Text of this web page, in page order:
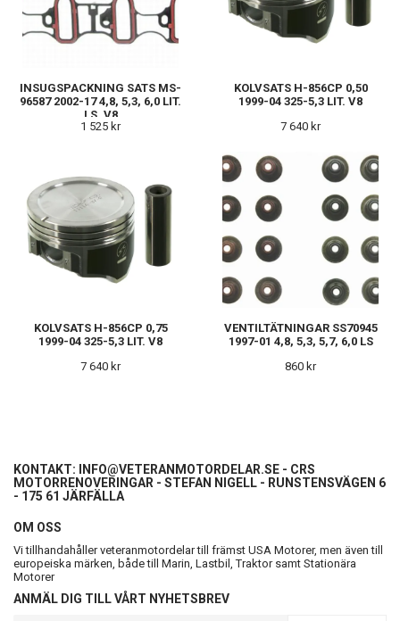
INSUGSPACKNING SATS MS-
96587 2002-17 4,8, 5,3, 6,0 LIT.
LS, V8
1 525 kr
KOLVSATS H-856CP 0,50
1999-04 325-5,3 LIT. V8
7 640 kr
KOLVSATS H-856CP 0,75
1999-04 325-5,3 LIT. V8
7 640 kr
VENTILTÄTNINGAR SS70945
1997-01 4,8, 5,3, 5,7, 6,0 LS
860 kr
KONTAKT: INFO@VETERANMOTORDELAR.SE - CRS
MOTORRENOVERINGAR - STEFAN NIGELL - RUNSTENSVÄGEN 6
- 175 61 JÄRFÄLLA
OM OSS
Vi tillhandahåller veteranmotordelar till främst USA Motorer, men även till
europeiska märken, både till Marin, Lastbil, Traktor samt Stationära
Motorer
ANMÄL DIG TILL VÅRT NYHETSBREV